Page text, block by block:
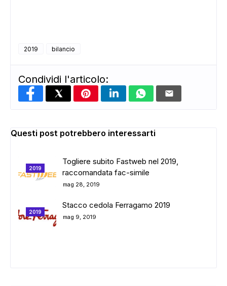
2019 bilancio
Condividi l'articolo:
Questi post potrebbero interessarti
2019
Togliere subito Fastweb nel 2019,
raccomandata fac-simile
mag 28, 2019
2019
Stacco cedola Ferragamo 2019
mag 9, 2019